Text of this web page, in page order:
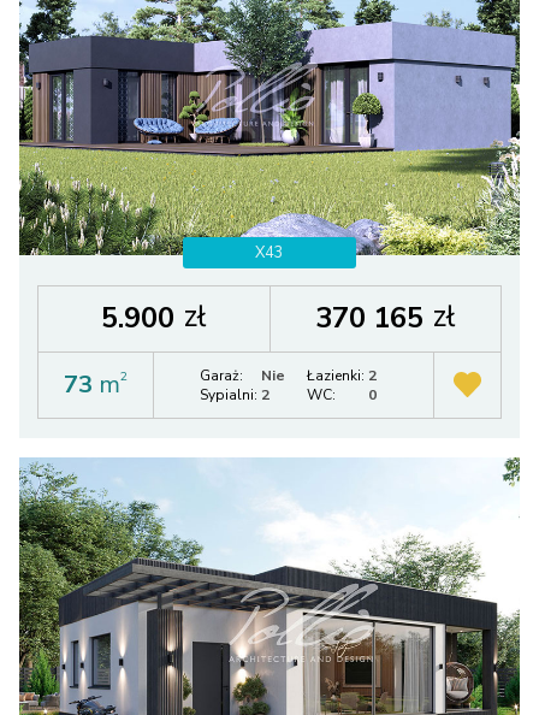
X43
5.900 zł 370 165 zł
73 m2 Garaż:
Nie
Sypialni: 2
Łazienki: 2
WC:
0